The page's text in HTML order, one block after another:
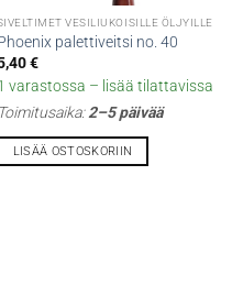
VESILIUKOISILLE ÖLJYILLE
palettiveitsi no. 40
€
varastossa – lisää tilattavissa
Toimitusaika:2–5 päivää
LISÄÄ OSTOSKORIIN